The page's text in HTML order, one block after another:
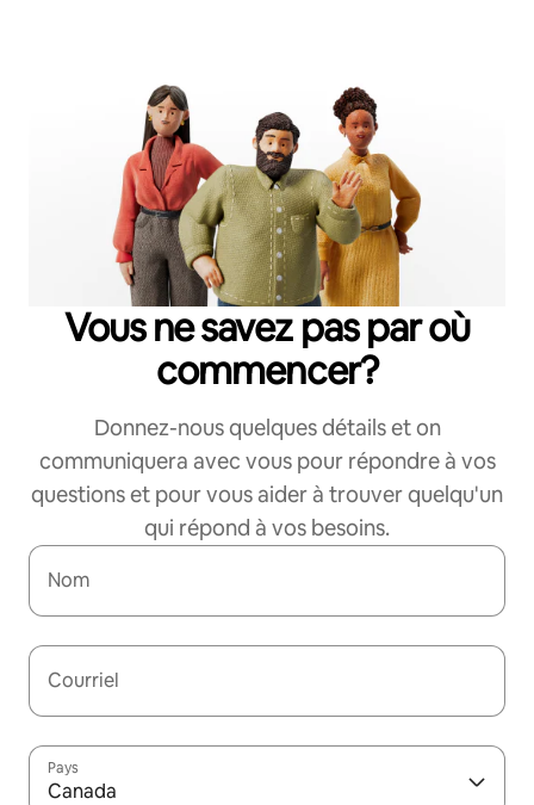
Vous ne savez pas par où
commencer?
Donnez-nous quelques détails et on
communiquera avec vous pour répondre à vos
questions et pour vous aider à trouver quelqu'un
qui répond à vos besoins.
Nom
Courriel
Pays
Canada